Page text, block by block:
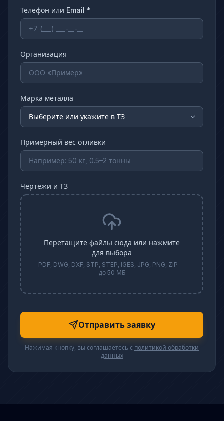
Телефон или Email *
Организация
Марка металла
Примерный вес отливки
Чертежи и ТЗ
Перетащите файлы сюда или нажмите
для выбора
PDF, DWG, DXF, STP, STEP, IGES, JPG, PNG, ZIP —
до 50 МБ
Отправить заявку
Нажимая кнопку, вы соглашаетесь с политикой обработки
данных